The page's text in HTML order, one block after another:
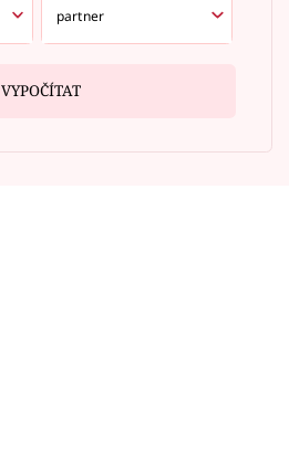
VYPOČÍTAT